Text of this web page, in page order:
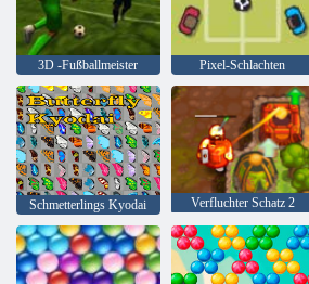
3D -Fußballmeister Pixel-Schlachten
Schmetterlings Kyodai Verfluchter Schatz 2